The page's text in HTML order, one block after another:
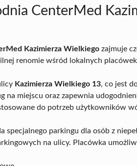
CenterMed
Kazimierza Wielkiego zajmuje
renomie wśród lokalnych
Kazimierza Wielkiego 13, co jest
na miejscu oraz zapewnia
do potrzeb użytkowników
specjalnego parkingu dla osób z
na ulicy. Placówka